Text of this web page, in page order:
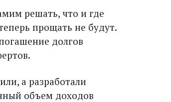
решать, что и где
прощать не будут.
долгов
а разработали
объем доходов